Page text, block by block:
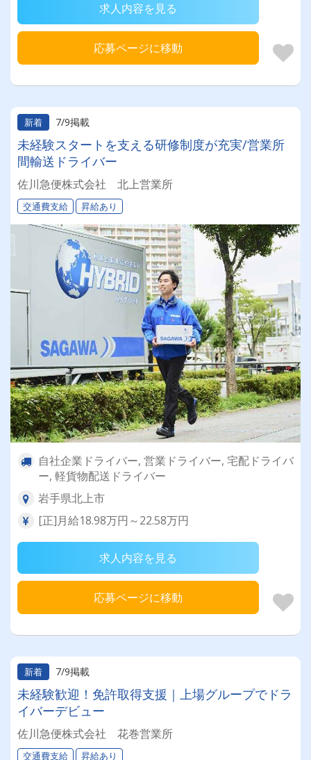
求人内容を見る
応募ページに移動
新着 7/9掲載
未経験スタートを支える研修制度が充実/営業所
間輸送ドライバー
佐川急便株式会社 北上営業所
交通費支給 昇給あり
自社企業ドライバー, 営業ドライバー, 宅配ドライバ
ー, 軽貨物配送ドライバー
岩手県北上市
[正]月給18.98万円～22.58万円
求人内容を見る
応募ページに移動
新着 7/9掲載
未経験歓迎！免許取得支援｜上場グループでドラ
イバーデビュー
佐川急便株式会社 花巻営業所
交通費支給 昇給あり